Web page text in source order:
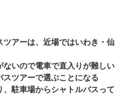
ツアーは、近場ではいわき・仙
ないので電車で直入りが難しい
スツアーで選ぶことになる
、駐車場からシャトルバスって